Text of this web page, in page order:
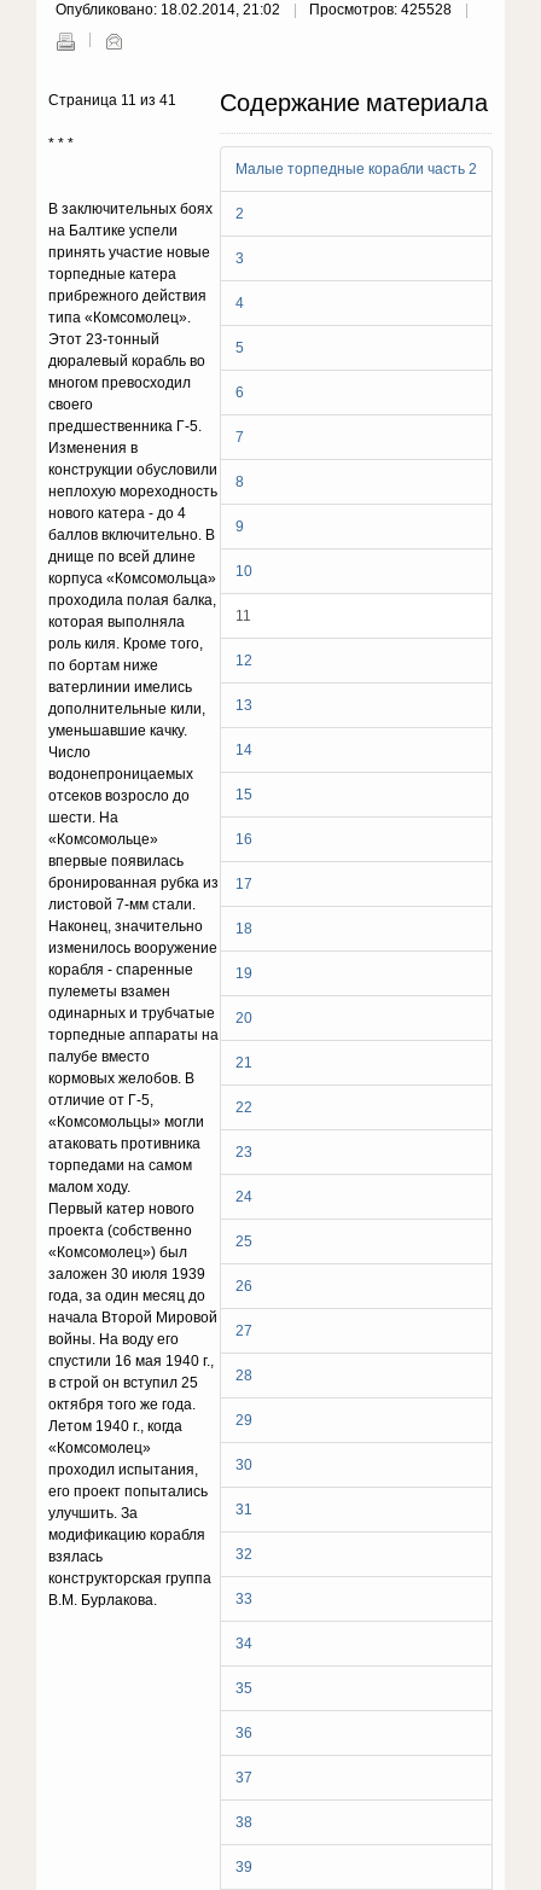
Опубликовано: 18.02.2014, 21:02 Просмотров: 425528
Содержание материала
Малые торпедные корабли часть 2
2
3
4
5
6
7
8
9
10
11
12
13
14
15
16
17
18
19
20
21
22
23
24
25
26
27
28
29
30
31
32
33
34
35
36
37
38
39
Страница 11 из 41
* * *
В заключительных боях
на Балтике успели
принять участие новые
торпедные катера
прибрежного действия
типа «Комсомолец».
Этот 23-тонный
дюралевый корабль во
многом превосходил
своего
предшественника Г-5.
Изменения в
конструкции обусловили
неплохую мореходность
нового катера - до 4
баллов включительно. В
днище по всей длине
корпуса «Комсомольца»
проходила полая балка,
которая выполняла
роль киля. Кроме того,
по бортам ниже
ватерлинии имелись
дополнительные кили,
уменьшавшие качку.
Число
водонепроницаемых
отсеков возросло до
шести. На
«Комсомольце»
впервые появилась
бронированная рубка из
листовой 7-мм стали.
Наконец, значительно
изменилось вооружение
корабля - спаренные
пулеметы взамен
одинарных и трубчатые
торпедные аппараты на
палубе вместо
кормовых желобов. В
отличие от Г-5,
«Комсомольцы» могли
атаковать противника
торпедами на самом
малом ходу.
Первый катер нового
проекта (собственно
«Комсомолец») был
заложен 30 июля 1939
года, за один месяц до
начала Второй Мировой
войны. На воду его
спустили 16 мая 1940 г.,
в строй он вступил 25
октября того же года.
Летом 1940 г., когда
«Комсомолец»
проходил испытания,
его проект попытались
улучшить. За
модификацию корабля
взялась
конструкторская группа
В.М. Бурлакова.